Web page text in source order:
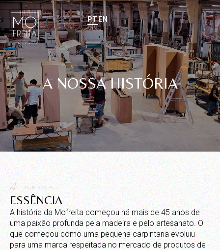
PTEN
A NOSSA HISTÓRIA
A nossa
ESSÊNCIA
A história da Mofreita começou há mais de 45 anos de
uma paixão profunda pela madeira e pelo artesanato. O
que começou como uma pequena carpintaria evoluiu
para uma marca respeitada no mercado de produtos de